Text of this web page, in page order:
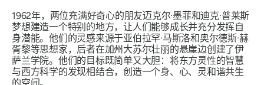
1962年，两位充满好奇心的朋友迈克尔·墨菲和迪克·普莱斯
梦想建造一个特别的地方，让人们能够成长并充分发挥自
身潜能。他们的灵感来源于亚伯拉罕·马斯洛和奥尔德斯·赫
胥黎等思想家，后者在加州大苏尔壮丽的悬崖边创建了伊
萨兰学院。他们的目标既简单又大胆：将东方灵性的智慧
与西方科学的发现相结合，创造一个身、心、灵和谐共生